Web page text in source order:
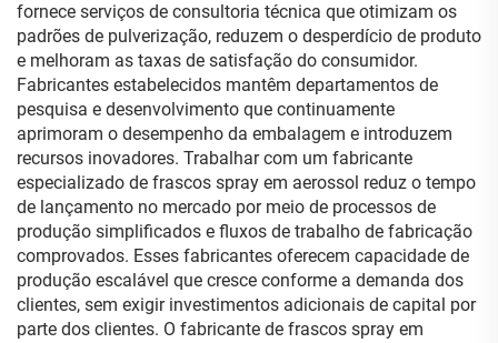
fornece serviços de consultoria técnica que otimizam os
padrões de pulverização, reduzem o desperdício de produto
e melhoram as taxas de satisfação do consumidor.
Fabricantes estabelecidos mantêm departamentos de
pesquisa e desenvolvimento que continuamente
aprimoram o desempenho da embalagem e introduzem
recursos inovadores. Trabalhar com um fabricante
especializado de frascos spray em aerossol reduz o tempo
de lançamento no mercado por meio de processos de
produção simplificados e fluxos de trabalho de fabricação
comprovados. Esses fabricantes oferecem capacidade de
produção escalável que cresce conforme a demanda dos
clientes, sem exigir investimentos adicionais de capital por
parte dos clientes. O fabricante de frascos spray em